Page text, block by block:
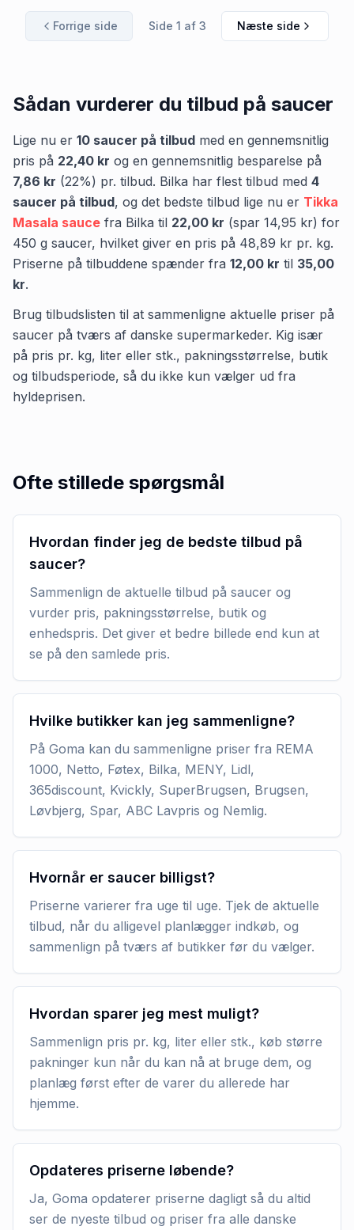
Forrige side Side 1 af 3 Næste side
Sådan vurderer du tilbud på saucer
Lige nu er 10 saucer på tilbud med en gennemsnitlig
pris på 22,40 kr og en gennemsnitlig besparelse på
7,86 kr (22%) pr. tilbud. Bilka har flest tilbud med 4
saucer på tilbud, og det bedste tilbud lige nu er Tikka
Masala sauce fra Bilka til 22,00 kr (spar 14,95 kr) for
450 g saucer, hvilket giver en pris på 48,89 kr pr. kg.
Priserne på tilbuddene spænder fra 12,00 kr til 35,00
kr.
Brug tilbudslisten til at sammenligne aktuelle priser på
saucer på tværs af danske supermarkeder. Kig især
på pris pr. kg, liter eller stk., pakningsstørrelse, butik
og tilbudsperiode, så du ikke kun vælger ud fra
hyldeprisen.
Ofte stillede spørgsmål
Hvordan finder jeg de bedste tilbud på
saucer?
Sammenlign de aktuelle tilbud på saucer og
vurder pris, pakningsstørrelse, butik og
enhedspris. Det giver et bedre billede end kun at
se på den samlede pris.
Hvilke butikker kan jeg sammenligne?
På Goma kan du sammenligne priser fra REMA
1000, Netto, Føtex, Bilka, MENY, Lidl,
365discount, Kvickly, SuperBrugsen, Brugsen,
Løvbjerg, Spar, ABC Lavpris og Nemlig.
Hvornår er saucer billigst?
Priserne varierer fra uge til uge. Tjek de aktuelle
tilbud, når du alligevel planlægger indkøb, og
sammenlign på tværs af butikker før du vælger.
Hvordan sparer jeg mest muligt?
Sammenlign pris pr. kg, liter eller stk., køb større
pakninger kun når du kan nå at bruge dem, og
planlæg først efter de varer du allerede har
hjemme.
Opdateres priserne løbende?
Ja, Goma opdaterer priserne dagligt så du altid
ser de nyeste tilbud og priser fra alle danske